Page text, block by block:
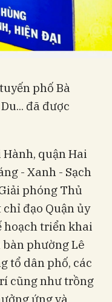
phố Bà
đã được
quận Hai
- Xanh - Sạch
phóng Thủ
đạo Quận ủy
hoạch triển khai
phường Lê
tổ dân phố, các
cũng như trồng
ứng và